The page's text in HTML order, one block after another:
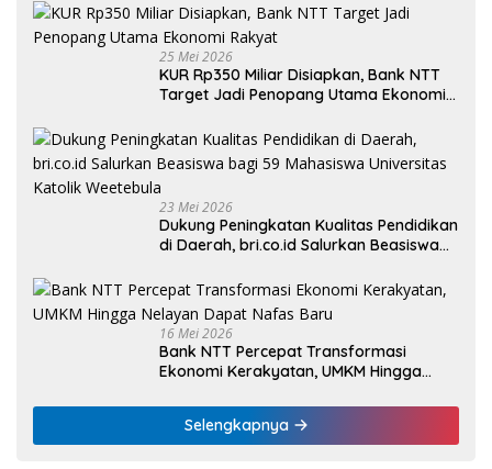
25 Mei 2026
KUR Rp350 Miliar Disiapkan, Bank NTT
Target Jadi Penopang Utama Ekonomi
23 Mei 2026
Dukung Peningkatan Kualitas Pendidikan
di Daerah, bri.co.id Salurkan Beasiswa
Weetebula
16 Mei 2026
Bank NTT Percepat Transformasi
Ekonomi Kerakyatan, UMKM Hingga
Selengkapnya